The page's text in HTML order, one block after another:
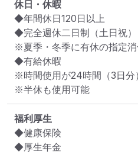
休日・休暇
◆年間休日120日以上
◆完全週休二日制（土日祝）
※夏季・冬季に有休の指定
◆有給休暇
※時間使用が24時間（3日分
※半休も使用可能
福利厚生
◆健康保険
◆厚生年金